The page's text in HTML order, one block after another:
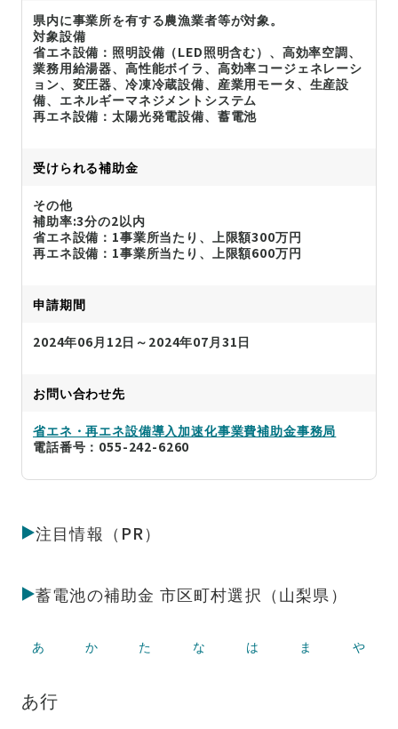
県内に事業所を有する農漁業者等が対象。
対象設備
省エネ設備：照明設備（LED照明含む）、高効率空調、
業務用給湯器、高性能ボイラ、高効率コージェネレーシ
ョン、変圧器、冷凍冷蔵設備、産業用モータ、生産設
備、エネルギーマネジメントシステム
再エネ設備：太陽光発電設備、蓄電池
受けられる補助金
その他
補助率:3分の2以内
省エネ設備：1事業所当たり、上限額300万円
再エネ設備：1事業所当たり、上限額600万円
申請期間
2024年06月12日～2024年07月31日
お問い合わせ先
省エネ・再エネ設備導入加速化事業費補助金事務局
電話番号：055-242-6260
注目情報（PR）
蓄電池の補助金 市区町村選択（山梨県）
あ か た な は ま や
あ行